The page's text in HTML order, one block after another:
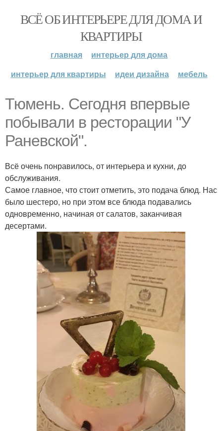
ВСЁ ОБ ИНТЕРЬЕРЕ ДЛЯ ДОМА И
КВАРТИРЫ
главная
интерьер для дома
интерьер для квартиры
идеи дизайна мебель
Тюмень. Сегодня впервые
побывали в ресторации "У
Раневской".
Всё очень понравилось, от интерьера и кухни, до
обслуживания.
Самое главное, что стоит отметить, это подача блюд. Нас
было шестеро, но при этом все блюда подавались
одновременно, начиная от салатов, заканчивая
десертами.